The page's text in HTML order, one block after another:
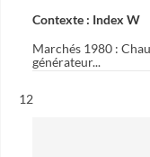
Contexte : Index W
Marchés 1980 :
générateur...
Résultat n°
12